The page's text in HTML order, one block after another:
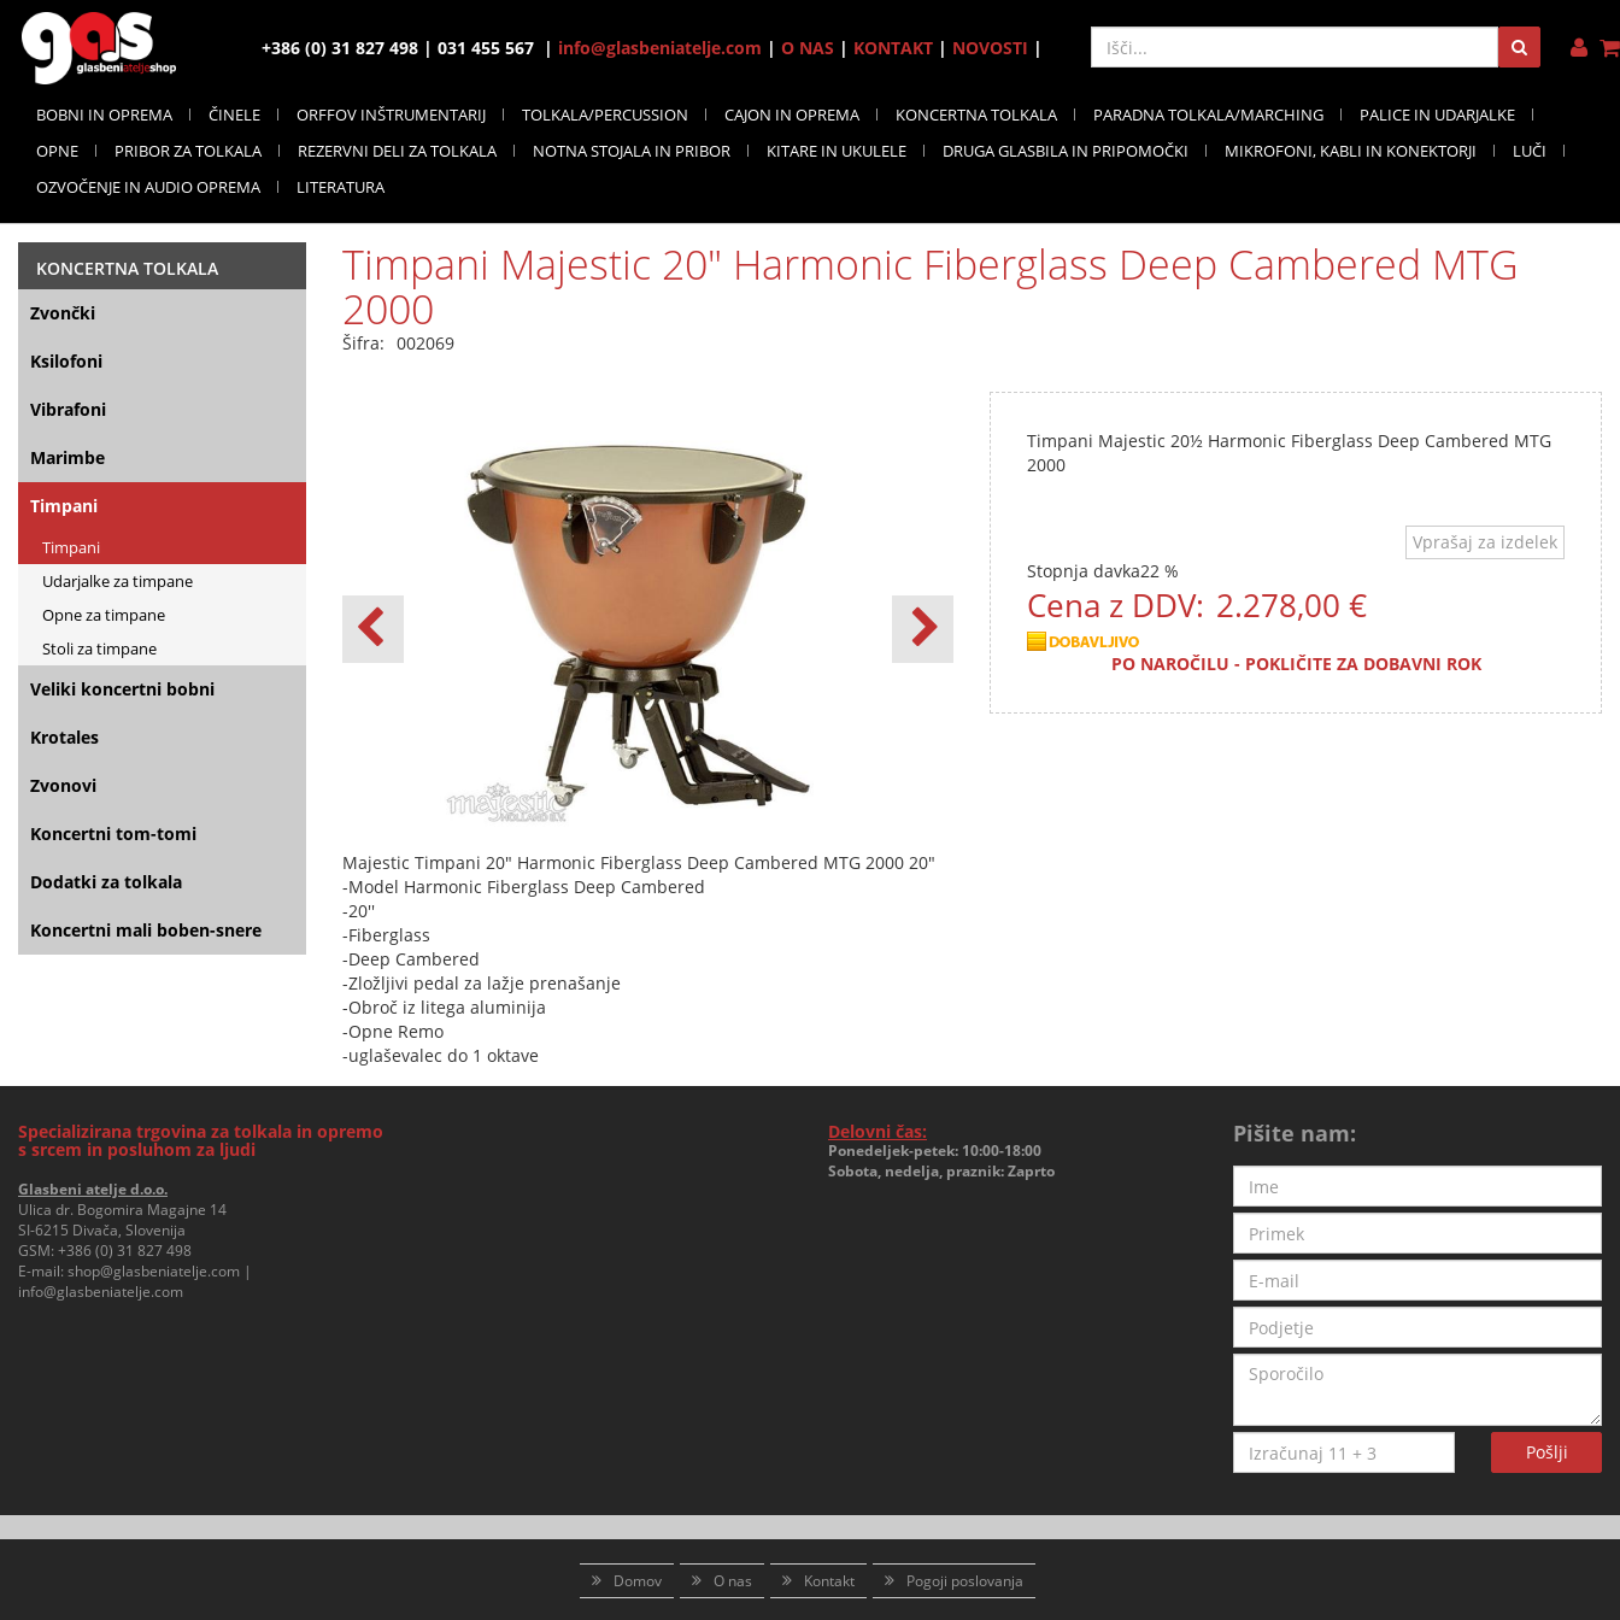
+386 (0) 31 827 498 | 031 455 567 | info@glasbeniatelje.com | O NAS | KONTAKT| NOVOSTI |
BOBNI IN OPREMA ČINELE ORFFOV INŠTRUMENTARIJ TOLKALA/PERCUSSION CAJON IN OPREMA KONCERTNA TOLKALA PARADNA TOLKALA/MARCHING
PALICE IN UDARJALKE
OPNE
PRIBOR ZA TOLKALA REZERVNI DELI ZA TOLKALA NOTNA STOJALA IN PRIBOR KITARE IN UKULELE DRUGA GLASBILA IN PRIPOMOČKI MIKROFONI, KABLI IN KONEKTORJI
LUČI
OZVOČENJE IN AUDIO OPREMA
LITERATURA
KONCERTNA TOLKALA
Zvončki
Ksilofoni
Vibrafoni
Marimbe
Timpani
Timpani
Udarjalke za timpane
Opne za timpane
Stoli za timpane
Veliki koncertni bobni
Krotales
Zvonovi
Koncertni tom-tomi
Dodatki za tolkala
Koncertni mali boben-snere
Timpani Majestic 20" Harmonic Fiberglass Deep Cambered MTG
2000
Šifra: 002069
Timpani Majestic 20½ Harmonic Fiberglass Deep Cambered MTG
2000
Vprašaj za izdelek
Stopnja davka22 %
Cena z DDV: 2.278,00 €
PO NAROČILU - POKLIČITE ZA DOBAVNI ROK
Majestic Timpani 20" Harmonic Fiberglass Deep Cambered MTG 2000 20"
-Model Harmonic Fiberglass Deep Cambered
-20''
-Fiberglass
-Deep Cambered
-Zložljivi pedal za lažje prenašanje
-Obroč iz litega aluminija
-Opne Remo
-uglaševalec do 1 oktave
Specializirana trgovina za tolkala in opremo
s srcem in posluhom za ljudi
Glasbeni atelje d.o.o.
Ulica dr. Bogomira Magajne 14
SI-6215 Divača, Slovenija
GSM: +386 (0) 31 827 498
E-mail: shop@glasbeniatelje.com |
info@glasbeniatelje.com
Delovni čas:
Ponedeljek-petek: 10:00-18:00
Sobota, nedelja, praznik: Zaprto
Pišite nam:
Pošlji
Domov O nas Kontakt Pogoji poslovanja